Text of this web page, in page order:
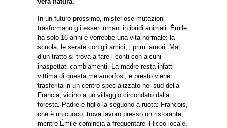
In un futuro prossimo, misteriose mutazioni
trasformano gli esseri umani in ibridi animali. Émile
ha solo 16 anni e vorrebbe una vita normale: la
scuola, le serate con gli amici, i primi amori. Ma
d’un tratto si trova a fare i conti con alcuni
inaspettati cambiamenti. La madre resta infatti
vittima di questa metamorfosi, e presto viene
trasferita in un centro specializzato nel sud della
Francia, vicino a un villaggio circondato dalla
foresta. Padre e figlio la seguono a ruota: François,
che è un cuoco, trova lavoro presso un ristorante,
mentre Émile comincia a frequentare il liceo locale,